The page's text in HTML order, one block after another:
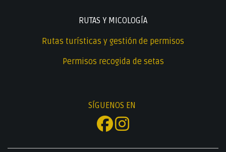
RUTAS Y MICOLOGÍA
Rutas turísticas y gestión de permisos
Permisos recogida de setas
SÍGUENOS EN